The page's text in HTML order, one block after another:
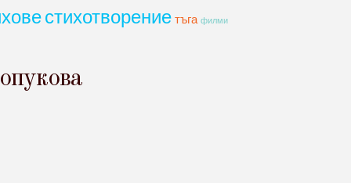
стихотворениетъга филми